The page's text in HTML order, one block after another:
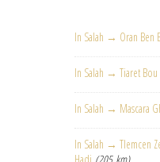
In Salah → Oran Ben
In Salah → Tiaret Bou
In Salah → Mascara
In Salah → Tlemcen